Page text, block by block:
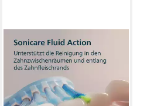
PHILIPS SONICARE
Elektrische Zahnbürste
DiamondClean 9000 HX9911
Schalltechnologie Technologie
1 St. Aufsteckbürsten
4 Reinigungsprogramme